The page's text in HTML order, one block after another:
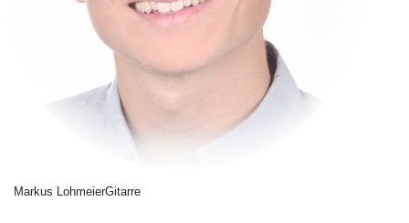
Markus LohmeierGitarre